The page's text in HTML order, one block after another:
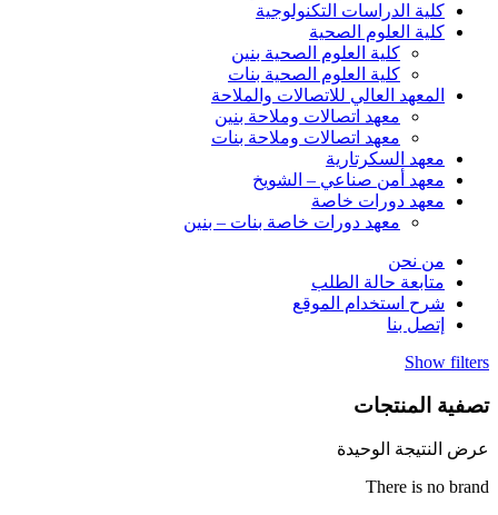
كلية الدراسات التكنولوجية
كلية العلوم الصحية
كلية العلوم الصحية بنين
كلية العلوم الصحية بنات
المعهد العالي للاتصالات والملاحة
معهد اتصالات وملاحة بنين
معهد اتصالات وملاحة بنات
معهد السكرتارية
معهد أمن صناعي – الشويخ
معهد دورات خاصة
معهد دورات خاصة بنات – بنين
من نحن
متابعة حالة الطلب
شرح استخدام الموقع
إتصل بنا
Show filters
تصفية المنتجات
عرض النتيجة الوحيدة
There is no brand